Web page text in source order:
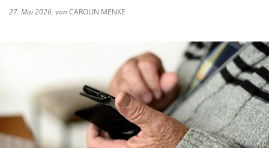
27. Mai 2026 vonCAROLIN MENKE